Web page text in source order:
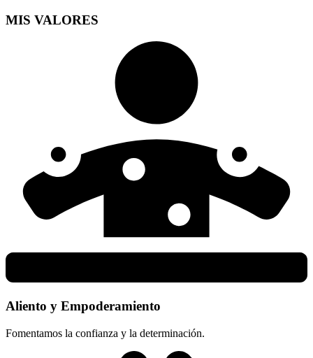
MIS VALORES
Aliento y Empoderamiento
Fomentamos la confianza y la determinación.